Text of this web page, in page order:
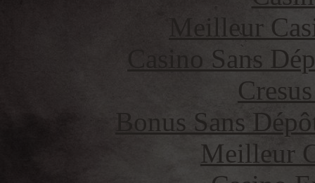
Meilleur
Casino Sans
Bonus Sans
Meilleur